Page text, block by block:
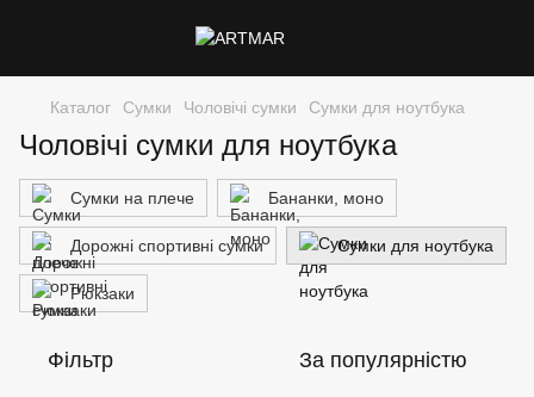
Каталог Сумки Чоловічі сумки Сумки для ноутбука
Чоловічі сумки для ноутбука
Сумки на плече Бананки, моно
Дорожні спортивні сумки Сумки для ноутбука
Рюкзаки
Фільтр За популярністю